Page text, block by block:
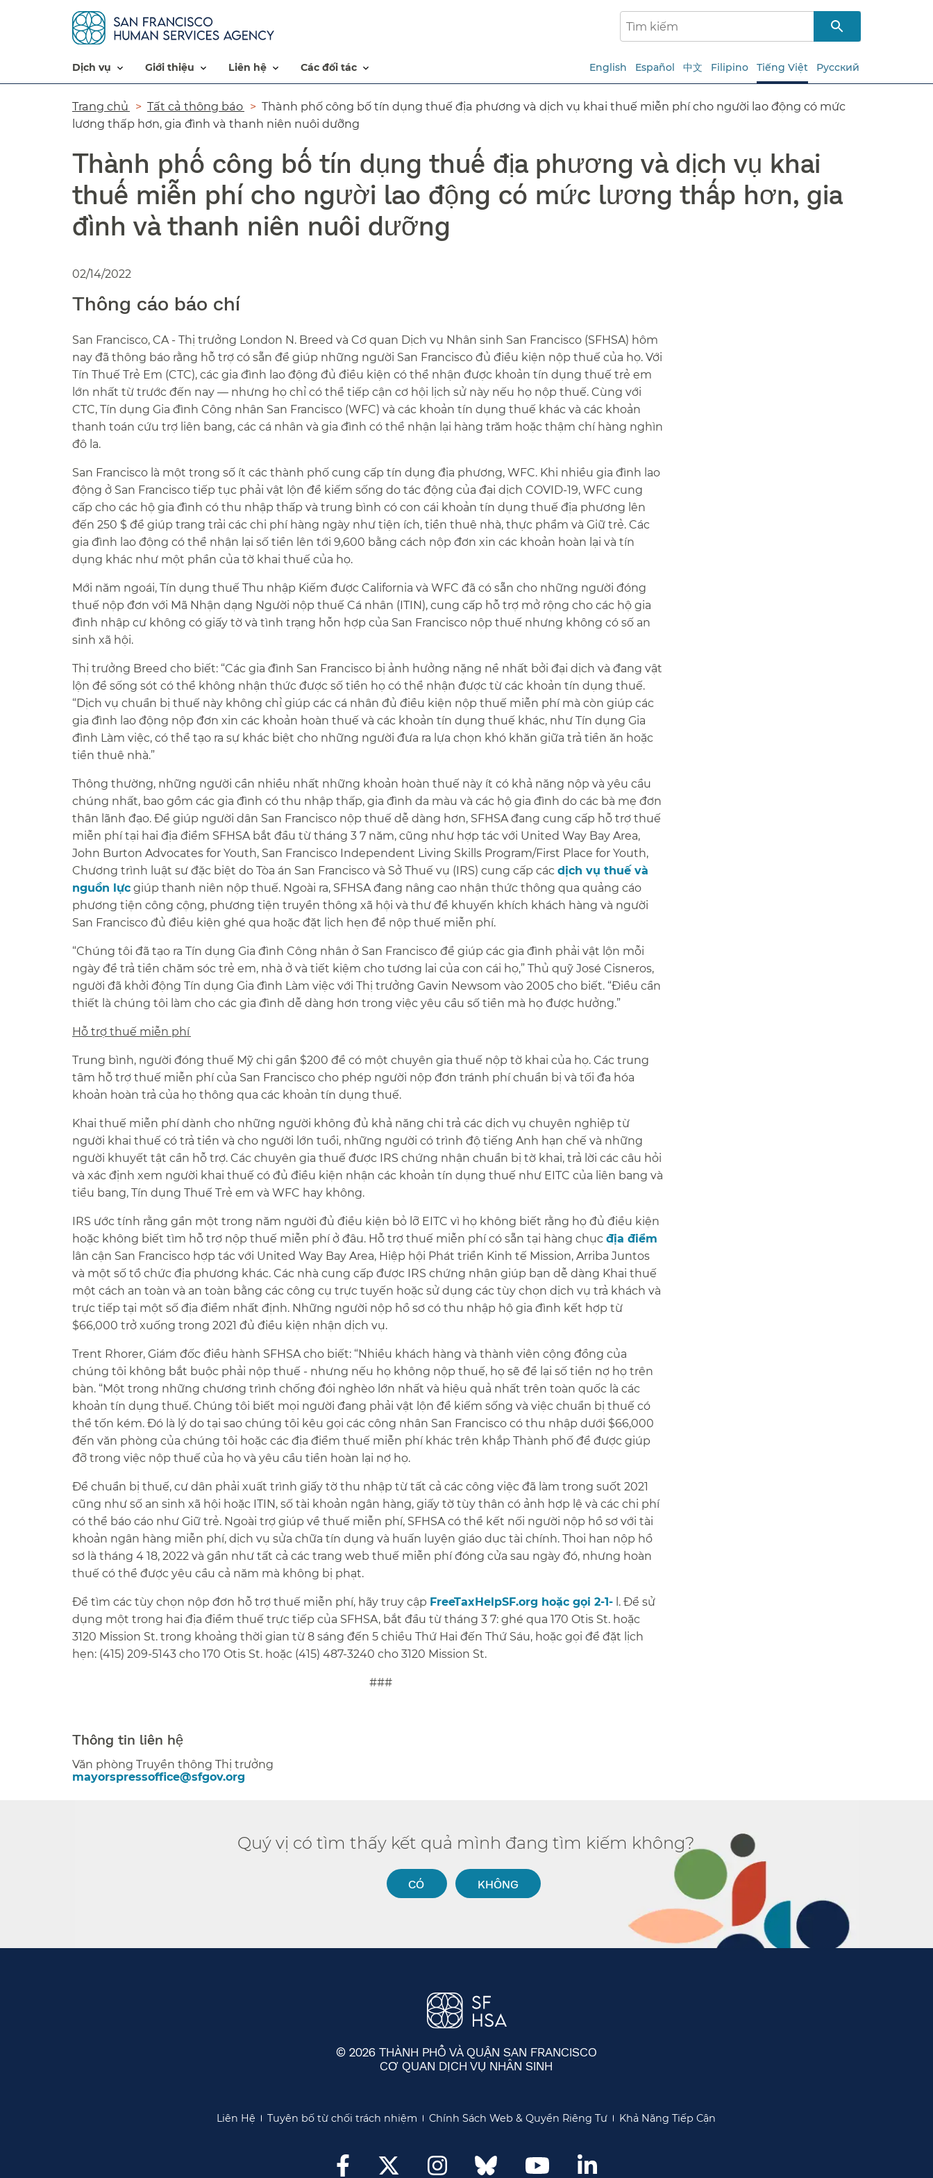
dịch vụ​​ giới thiệu​​ liên hệ​​ các đối tác​​ English Español 中文 Filipino Tiếng Việt Русский
Đường
dẫn​​
Trang chủ​​ Tất cả thông báo​​
Thành phố công bố tín dụng thuế địa phương và dịch vụ khai thuế miễn phí cho người lao động có mức
lương thấp hơn, gia đình và thanh niên nuôi dưỡng​​
Thành phố công bố tín dụng thuế địa phương và dịch vụ khai
thuế miễn phí cho người lao động có mức lương thấp hơn, gia
đình và thanh niên nuôi dưỡng​​
02/14/2022
Thông cáo báo chí​​
San Francisco, CA - Thị trưởng London N. Breed và Cơ quan Dịch vụ Nhân sinh San Francisco (SFHSA) hôm
nay đã thông báo rằng hỗ trợ có sẵn để giúp những người San Francisco đủ điều kiện nộp thuế của họ. Với
Tín Thuế Trẻ Em (CTC), các gia đình lao động đủ điều kiện có thể nhận được khoản tín dụng thuế trẻ em
lớn nhất từ trước đến nay — nhưng họ chỉ có thể tiếp cận cơ hội lịch sử này nếu họ nộp thuế. Cùng với
CTC, Tín dụng Gia đình Công nhân San Francisco (WFC) và các khoản tín dụng thuế khác và các khoản
thanh toán cứu trợ liên bang, các cá nhân và gia đình có thể nhận lại hàng trăm hoặc thậm chí hàng nghìn
đô la.​​
San Francisco là một trong số ít các thành phố cung cấp tín dụng địa phương, WFC. Khi nhiều gia đình lao
động ở San Francisco tiếp tục phải vật lộn để kiếm sống do tác động của đại dịch COVID-19, WFC cung
cấp cho các hộ gia đình có thu nhập thấp và trung bình có con cái khoản tín dụng thuế địa phương lên
đến 250 $ để giúp trang trải các chi phí hàng ngày như tiện ích, tiền thuê nhà, thực phẩm và Giữ trẻ. Các
gia đình lao động có thể nhận lại số tiền lên tới 9,600 bằng cách nộp đơn xin các khoản hoàn lại và tín
dụng khác như một phần của tờ khai thuế của họ.​​
Mới năm ngoái, Tín dụng thuế Thu nhập Kiếm được California và WFC đã có sẵn cho những người đóng
thuế nộp đơn với Mã Nhận dạng Người nộp thuế Cá nhân (ITIN), cung cấp hỗ trợ mở rộng cho các hộ gia
đình nhập cư không có giấy tờ và tình trạng hỗn hợp của San Francisco nộp thuế nhưng không có số an
sinh xã hội.​​
Thị trưởng Breed cho biết: “Các gia đình San Francisco bị ảnh hưởng nặng nề nhất bởi đại dịch và đang vật
lộn để sống sót có thể không nhận thức được số tiền họ có thể nhận được từ các khoản tín dụng thuế.
“Dịch vụ chuẩn bị thuế này không chỉ giúp các cá nhân đủ điều kiện nộp thuế miễn phí mà còn giúp các
gia đình lao động nộp đơn xin các khoản hoàn thuế và các khoản tín dụng thuế khác, như Tín dụng Gia
đình Làm việc, có thể tạo ra sự khác biệt cho những người đưa ra lựa chọn khó khăn giữa trả tiền ăn hoặc
tiền thuê nhà.”​​
Thông thường, những người cần nhiều nhất những khoản hoàn thuế này ít có khả năng nộp và yêu cầu
chúng nhất, bao gồm các gia đình có thu nhập thấp, gia đình da màu và các hộ gia đình do các bà mẹ đơn
thân lãnh đạo. Để giúp người dân San Francisco nộp thuế dễ dàng hơn, SFHSA đang cung cấp hỗ trợ thuế
miễn phí tại hai địa điểm SFHSA bắt đầu từ tháng 3 7 năm, cũng như hợp tác với United Way Bay Area,
John Burton Advocates for Youth, San Francisco Independent Living Skills Program/First Place for Youth,
Chương trình luật sư đặc biệt do Tòa án San Francisco và Sở Thuế vụ (IRS) cung cấp các dịch vụ thuế và
nguồn lực giúp thanh niên nộp thuế. Ngoài ra, SFHSA đang nâng cao nhận thức thông qua quảng cáo
phương tiện công cộng, phương tiện truyền thông xã hội và thư để khuyến khích khách hàng và người
San Francisco đủ điều kiện ghé qua hoặc đặt lịch hẹn để nộp thuế miễn phí.​​
“Chúng tôi đã tạo ra Tín dụng Gia đình Công nhân ở San Francisco để giúp các gia đình phải vật lộn mỗi
ngày để trả tiền chăm sóc trẻ em, nhà ở và tiết kiệm cho tương lai của con cái họ,” Thủ quỹ José Cisneros,
người đã khởi động Tín dụng Gia đình Làm việc với Thị trưởng Gavin Newsom vào 2005 cho biết. “Điều cần
thiết là chúng tôi làm cho các gia đình dễ dàng hơn trong việc yêu cầu số tiền mà họ được hưởng.”​​
Hỗ trợ thuế miễn phí​​
Trung bình, người đóng thuế Mỹ chi gần $200 để có một chuyên gia thuế nộp tờ khai của họ. Các trung
tâm hỗ trợ thuế miễn phí của San Francisco cho phép người nộp đơn tránh phí chuẩn bị và tối đa hóa
khoản hoàn trả của họ thông qua các khoản tín dụng thuế.​​
Khai thuế miễn phí dành cho những người không đủ khả năng chi trả các dịch vụ chuyên nghiệp từ
người khai thuế có trả tiền và cho người lớn tuổi, những người có trình độ tiếng Anh hạn chế và những
người khuyết tật cần hỗ trợ. Các chuyên gia thuế được IRS chứng nhận chuẩn bị tờ khai, trả lời các câu hỏi
và xác định xem người khai thuế có đủ điều kiện nhận các khoản tín dụng thuế như EITC của liên bang và
tiểu bang, Tín dụng Thuế Trẻ em và WFC hay không.​​
IRS ước tính rằng gần một trong năm người đủ điều kiện bỏ lỡ EITC vì họ không biết rằng họ đủ điều kiện
hoặc không biết tìm hỗ trợ nộp thuế miễn phí ở đâu. Hỗ trợ thuế miễn phí có sẵn tại hàng chục địa điểm
lân cận San Francisco hợp tác với United Way Bay Area, Hiệp hội Phát triển Kinh tế Mission, Arriba Juntos
và một số tổ chức địa phương khác. Các nhà cung cấp được IRS chứng nhận giúp bạn dễ dàng Khai thuế
một cách an toàn và an toàn bằng các công cụ trực tuyến hoặc sử dụng các tùy chọn dịch vụ trả khách và
trực tiếp tại một số địa điểm nhất định. Những người nộp hồ sơ có thu nhập hộ gia đình kết hợp từ
$66,000 trở xuống trong 2021 đủ điều kiện nhận dịch vụ.​​
Trent Rhorer, Giám đốc điều hành SFHSA cho biết: “Nhiều khách hàng và thành viên cộng đồng của
chúng tôi không bắt buộc phải nộp thuế - nhưng nếu họ không nộp thuế, họ sẽ để lại số tiền nợ họ trên
bàn. “Một trong những chương trình chống đói nghèo lớn nhất và hiệu quả nhất trên toàn quốc là các
khoản tín dụng thuế. Chúng tôi biết mọi người đang phải vật lộn để kiếm sống và việc chuẩn bị thuế có
thể tốn kém. Đó là lý do tại sao chúng tôi kêu gọi các công nhân San Francisco có thu nhập dưới $66,000
đến văn phòng của chúng tôi hoặc các địa điểm thuế miễn phí khác trên khắp Thành phố để được giúp
đỡ trong việc nộp thuế của họ và yêu cầu tiền hoàn lại nợ họ.​​
Để chuẩn bị thuế, cư dân phải xuất trình giấy tờ thu nhập từ tất cả các công việc đã làm trong suốt 2021
cũng như số an sinh xã hội hoặc ITIN, số tài khoản ngân hàng, giấy tờ tùy thân có ảnh hợp lệ và các chi phí
có thể báo cáo như Giữ trẻ. Ngoài trợ giúp về thuế miễn phí, SFHSA có thể kết nối người nộp hồ sơ với tài
khoản ngân hàng miễn phí, dịch vụ sửa chữa tín dụng và huấn luyện giáo dục tài chính. Thoi han nộp hồ
sơ là tháng 4 18, 2022 và gần như tất cả các trang web thuế miễn phí đóng cửa sau ngày đó, nhưng hoàn
thuế có thể được yêu cầu cả năm mà không bị phạt.​​
Để tìm các tùy chọn nộp đơn hỗ trợ thuế miễn phí, hãy truy cập FreeTaxHelpSF.org hoặc gọi 2-1- l. Để sử
dụng một trong hai địa điểm thuế trực tiếp của SFHSA, bắt đầu từ tháng 3 7: ghé qua 170 Otis St. hoặc
3120 Mission St. trong khoảng thời gian từ 8 sáng đến 5 chiều Thứ Hai đến Thứ Sáu, hoặc gọi để đặt lịch
hẹn: (415) 209-5143 cho 170 Otis St. hoặc (415) 487-3240 cho 3120 Mission St.​​
###​​
Thông tin liên hệ​​
Văn phòng Truyền thông Thị trưởng​​
mayorspressoffice@sfgov.org​​
Quý vị có tìm thấy kết quả mình đang tìm kiếm không?​​
CÓ​​ KHÔNG​​
© 2026 THÀNH PHỐ VÀ QUẬN SAN FRANCISCO
CƠ QUAN DỊCH VỤ NHÂN SINH
Liên Hệ​​ Tuyên bố từ chối trách nhiệm​​ Chính Sách Web & Quyền Riêng Tư​​ Khả Năng Tiếp Cận​​